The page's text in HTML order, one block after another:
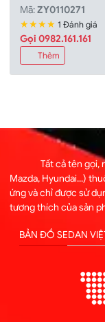
Mã:ZY0110271
★★★★ 1 Đánh giá
Gọi 0982.161.161
Thêm
Tất cả tên gọi,
Mazda, Hyundai...)
ứng và chỉ được sử
tương thích của sản
BẢN ĐỒ SEDAN